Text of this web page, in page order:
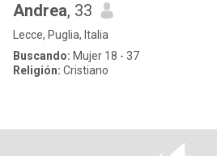
Andrea, 33
Lecce, Puglia, Italia
Buscando: Mujer 18 - 37
Religión: Cristiano